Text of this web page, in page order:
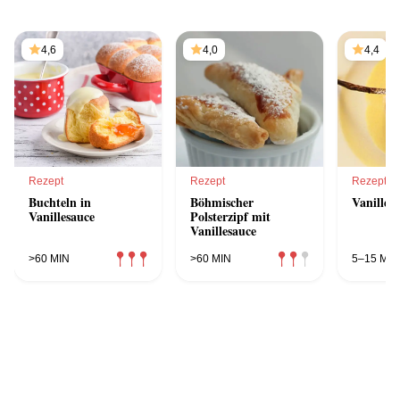
4,6
Rezept
Buchteln in
Vanillesauce
>60 MIN
4,0
Rezept
Böhmischer
Polsterzipf mit
Vanillesauce
>60 MIN
4,4
Rezept
5–15 MIN